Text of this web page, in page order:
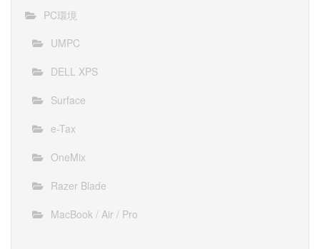
PC環境
UMPC
DELL XPS
Surface
e-Tax
OneMix
Razer Blade
MacBook / Air / Pro